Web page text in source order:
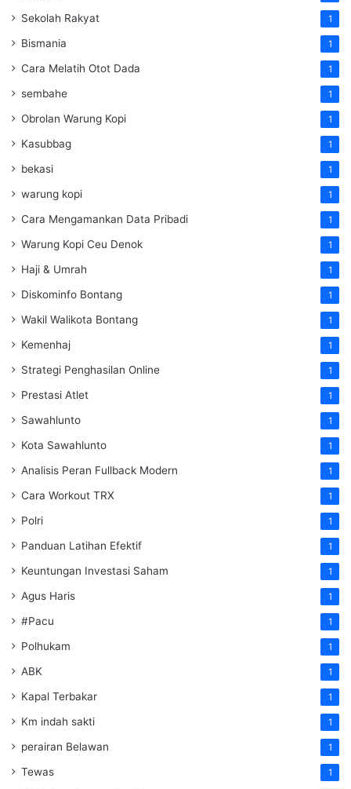
Sekolah Rakyat 1
Bismania 1
Cara Melatih Otot Dada 1
sembahe 1
Obrolan Warung Kopi 1
Kasubbag 1
bekasi 1
warung kopi 1
Cara Mengamankan Data Pribadi 1
Warung Kopi Ceu Denok 1
Haji & Umrah 1
Diskominfo Bontang 1
Wakil Walikota Bontang 1
Kemenhaj 1
Strategi Penghasilan Online 1
Prestasi Atlet 1
Sawahlunto 1
Kota Sawahlunto 1
Analisis Peran Fullback Modern 1
Cara Workout TRX 1
Polri 1
Panduan Latihan Efektif 1
Keuntungan Investasi Saham 1
Agus Haris 1
#Pacu 1
Polhukam 1
ABK 1
Kapal Terbakar 1
Km indah sakti 1
perairan Belawan 1
Tewas 1